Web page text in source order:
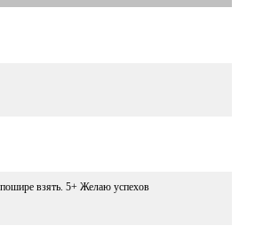
взять. 5+ Желаю успехов